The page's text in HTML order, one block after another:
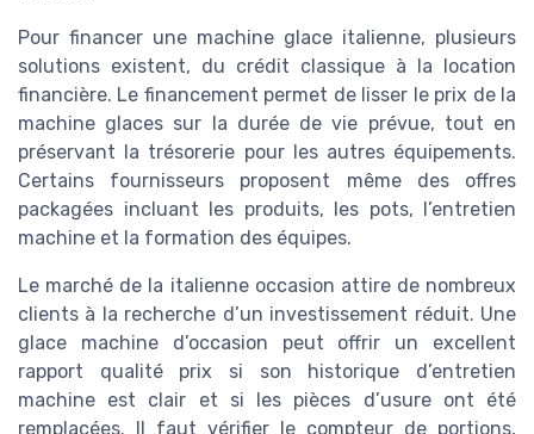
Pour financer une machine glace italienne, plusieurs
solutions existent, du crédit classique à la location
financière. Le financement permet de lisser le prix de la
machine glaces sur la durée de vie prévue, tout en
préservant la trésorerie pour les autres équipements.
Certains fournisseurs proposent même des offres
packagées incluant les produits, les pots, l’entretien
machine et la formation des équipes.
Le marché de la italienne occasion attire de nombreux
clients à la recherche d’un investissement réduit. Une
glace machine d’occasion peut offrir un excellent
rapport qualité prix si son historique d’entretien
machine est clair et si les pièces d’usure ont été
remplacées. Il faut vérifier le compteur de portions,